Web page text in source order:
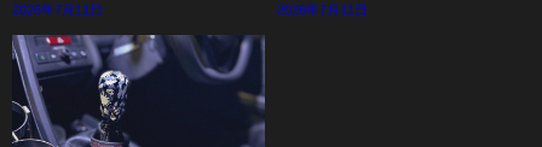
2026年7月11日 2026年7月11日